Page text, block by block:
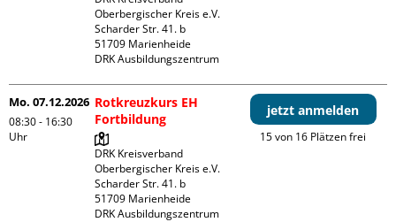
Oberbergischer Kreis e.V.
Scharder Str. 41. b
51709 Marienheide
DRK Ausbildungszentrum
Mo. 07.12.2026
08:30 - 16:30
Uhr
Rotkreuzkurs EH
Fortbildung
DRK Kreisverband
Oberbergischer Kreis e.V.
Scharder Str. 41. b
51709 Marienheide
DRK Ausbildungszentrum
jetzt anmelden
15 von 16 Plätzen frei